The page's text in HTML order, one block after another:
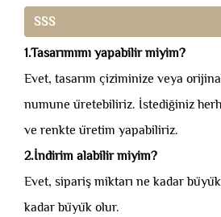
SSS
1.Tasarımımı yapabilir miyim?
Evet, tasarım çiziminize veya
numune üretebiliriz. İstediğiniz
ve renkte üretim yapabiliriz.
2.İndirim alabilir miyim?
Evet, sipariş miktarı ne kadar
kadar büyük olur.